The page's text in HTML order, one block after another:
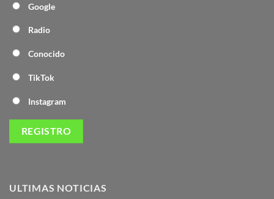
Google
Radio
Conocido
TikTok
Instagram
ULTIMAS NOTICIAS